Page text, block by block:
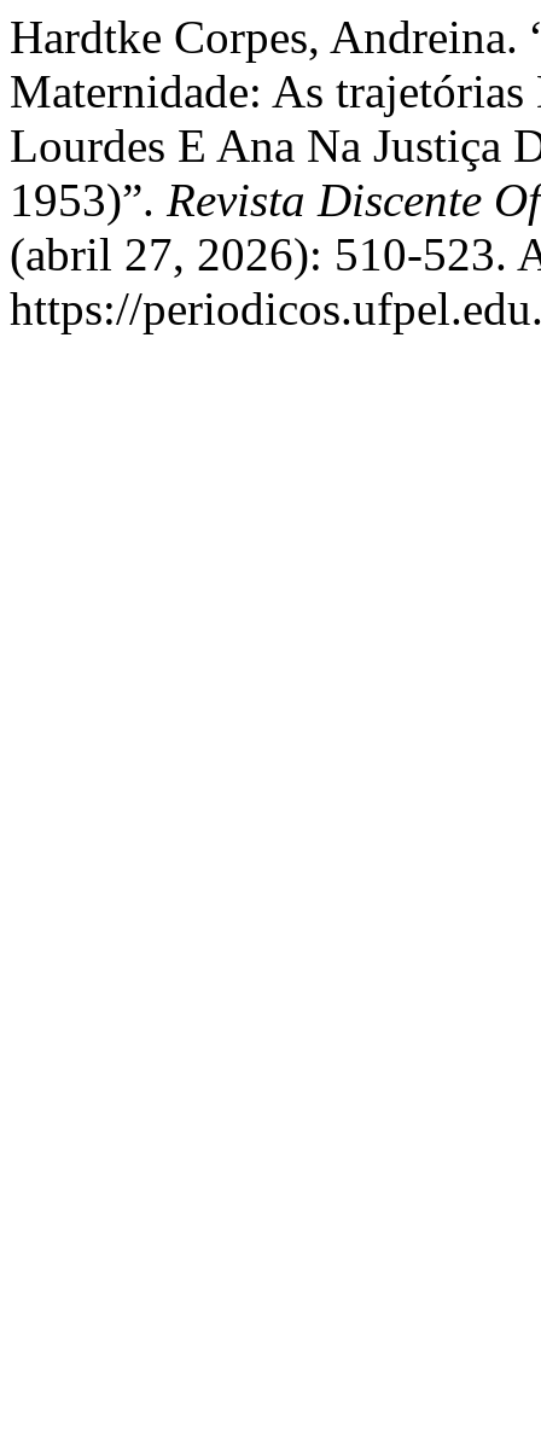
Hardtke Corpes, Andreina.
Maternidade: As
Lourdes E Ana Na Justiça
1953)”. Revista Discente
(abril 27, 2026): 510-523.
https://